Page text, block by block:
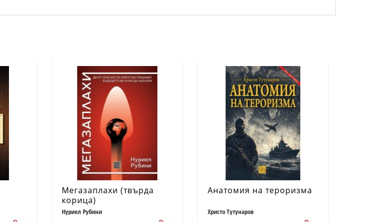
Мегазаплахи (твърда
корица)
Нуриел Рубини
Анатомия на тероризма
Христо Тутунаров